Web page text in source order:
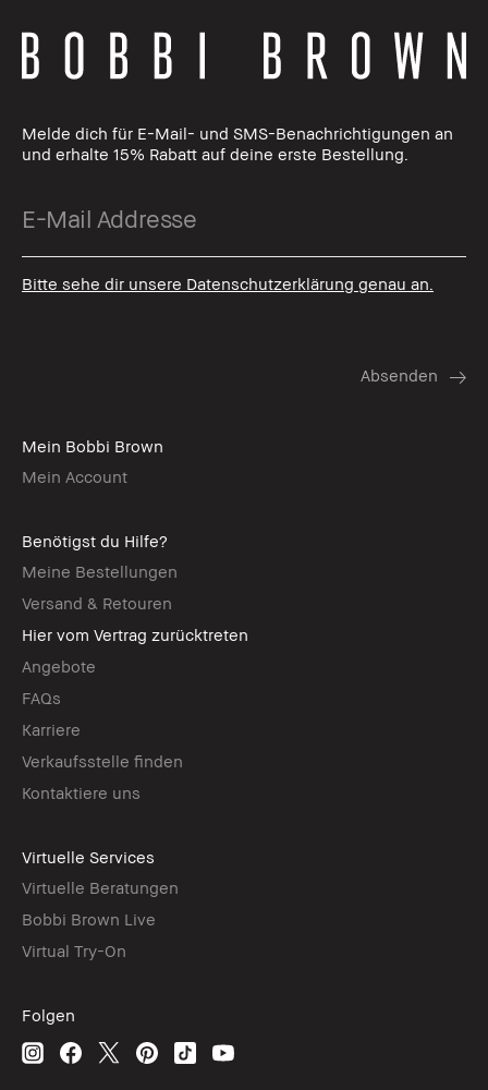
Melde dich für E-Mail- und SMS-Benachrichtigungen an
und erhalte 15% Rabatt auf deine erste Bestellung.
Bitte sehe dir unsere Datenschutzerklärung genau an.
Mein Bobbi Brown
Mein Account
Benötigst du Hilfe?
Meine Bestellungen
Versand & Retouren
Hier vom Vertrag zurücktreten
Angebote
FAQs
Karriere
Verkaufsstelle finden
Kontaktiere uns
Virtuelle Services
Virtuelle Beratungen
Bobbi Brown Live
Virtual Try-On
Folgen